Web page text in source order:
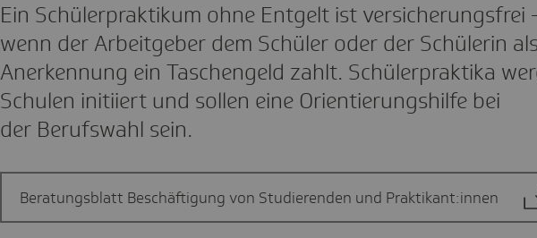
Ein Schülerpraktikum ohne Entgelt ist versicherungsfrei
wenn der Arbeitgeber dem Schüler oder der Schülerin als
Anerkennung ein Taschengeld zahlt. Schülerpraktika
Schulen initiiert und sollen eine Orientierungshilfe bei
der Berufswahl sein.
Beratungsblatt Beschäftigung von Studierenden und Praktikant:innen